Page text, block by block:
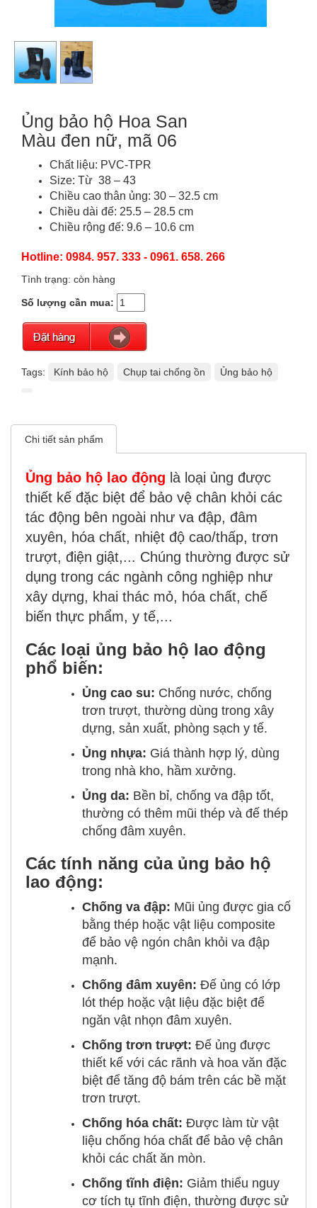
Ủng bảo hộ Hoa San
Màu đen nữ, mã 06
Chất liệu: PVC-TPR
Size: Từ 38 – 43
Chiều cao thân ủng: 30 – 32.5 cm
Chiều dài đế: 25.5 – 28.5 cm
Chiều rộng đế: 9.6 – 10.6 cm
Hotline: 0984. 957. 333 - 0961. 658. 266
Tình trạng: còn hàng
Số lượng cần mua:
Tags: Kính bảo hộ Chụp tai chống ồn Ủng bảo hộ
Chi tiết sản phẩm
Ủng bảo hộ lao động là loại ủng được
thiết kế đặc biệt để bảo vệ chân khỏi các
tác động bên ngoài như va đập, đâm
xuyên, hóa chất, nhiệt độ cao/thấp, trơn
trượt, điện giật,... Chúng thường được sử
dụng trong các ngành công nghiệp như
xây dựng, khai thác mỏ, hóa chất, chế
biến thực phẩm, y tế,...
Các loại ủng bảo hộ lao động
phổ biến:
Ủng cao su: Chống nước, chống
trơn trượt, thường dùng trong xây
dựng, sản xuất, phòng sạch y tế.
Ủng nhựa: Giá thành hợp lý, dùng
trong nhà kho, hầm xưởng.
Ủng da: Bền bỉ, chống va đập tốt,
thường có thêm mũi thép và đế thép
chống đâm xuyên.
Các tính năng của ủng bảo hộ
lao động:
Chống va đập: Mũi ủng được gia cố
bằng thép hoặc vật liệu composite
để bảo vệ ngón chân khỏi va đập
mạnh.
Chống đâm xuyên: Đế ủng có lớp
lót thép hoặc vật liệu đặc biệt để
ngăn vật nhọn đâm xuyên.
Chống trơn trượt: Đế ủng được
thiết kế với các rãnh và hoa văn đặc
biệt để tăng độ bám trên các bề mặt
trơn trượt.
Chống hóa chất: Được làm từ vật
liệu chống hóa chất để bảo vệ chân
khỏi các chất ăn mòn.
Chống tĩnh điện: Giảm thiểu nguy
cơ tích tụ tĩnh điện, thường được sử